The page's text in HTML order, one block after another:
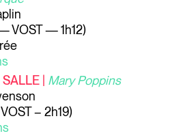
VOST — 1h12)
| Mary Poppins
– 2h19)